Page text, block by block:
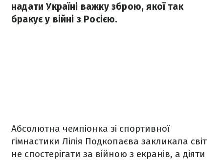
надати Україні важку зброю, якої так
бракує у війні з Росією.
Абсолютна чемпіонка зі спортивної
гімнастики Лілія Подкопаєва закликала світ
не спостерігати за війною з екранів, а діяти